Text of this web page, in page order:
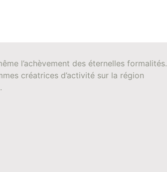
l’achèvement des éternelles formalités.
créatrices d’activité sur la région
.